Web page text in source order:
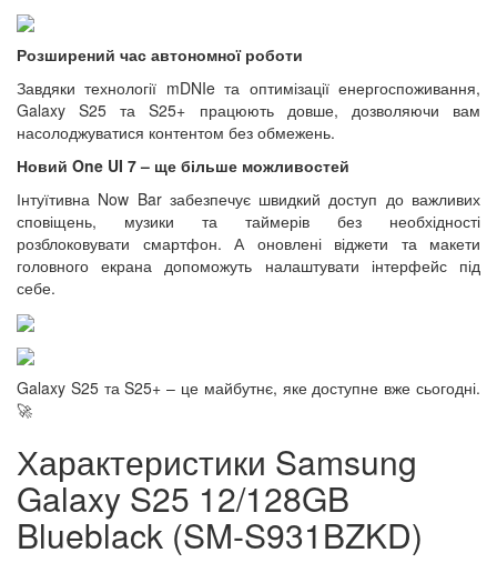
Розширений час автономної роботи
Завдяки технології mDNIe та оптимізації енергоспоживання,
Galaxy S25 та S25+ працюють довше, дозволяючи вам
насолоджуватися контентом без обмежень.
Новий One UI 7 – ще більше можливостей
Інтуїтивна Now Bar забезпечує швидкий доступ до важливих
сповіщень, музики та таймерів без необхідності
розблоковувати смартфон. А оновлені віджети та макети
головного екрана допоможуть налаштувати інтерфейс під
себе.
Galaxy S25 та S25+ – це майбутнє, яке доступне вже сьогодні.
🚀
Характеристики Samsung
Galaxy S25 12/128GB
Blueblack (SM-S931BZKD)